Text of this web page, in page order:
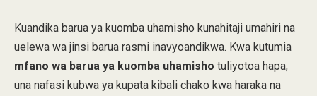
Kuandika barua ya kuomba uhamisho kunahitaji umahiri na
uelewa wa jinsi barua rasmi inavyoandikwa. Kwa kutumia
mfano wa barua ya kuomba uhamisho tuliyotoa hapa,
una nafasi kubwa ya kupata kibali chako kwa haraka na